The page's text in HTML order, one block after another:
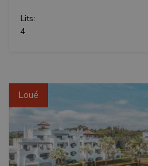
Lits:
4
Précédent
Loué